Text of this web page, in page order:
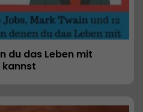
du das Leben mit